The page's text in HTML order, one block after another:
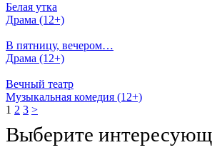
Белая утка
Драма (12+)
В пятницу, вечером…
Драма (12+)
Вечный театр
Музыкальная комедия (12+)
1 2 3 >
Выберите